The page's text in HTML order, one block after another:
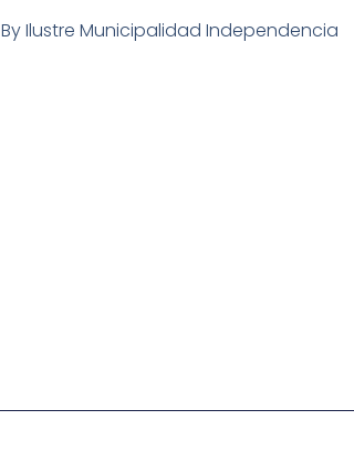
ByIlustre Municipalidad Independencia